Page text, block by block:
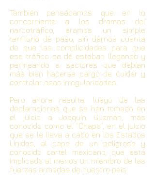
También pensábamos que en lo
concerniente a los dramas del
narcotráfico, éramos un simple
territorio de paso, sin darnos cuenta
de que las complicidades para que
ese tráfico se dé estaban llegando y
permeando a sectores que debían
más bien hacerse cargo de cuidar y
controlar esas irregularidades.
Pero ahora resulta, luego de las
declaraciones que se han tomado en
el juicio a Joaquín Guzmán, más
conocido como el “Chapo”, en el juicio
que se le lleva a cabo en los Estados
Unidos, al capo de un peligroso y
conocido cartel mexicano, que está
implicado al menos un miembro de las
fuerzas armadas de nuestro país.